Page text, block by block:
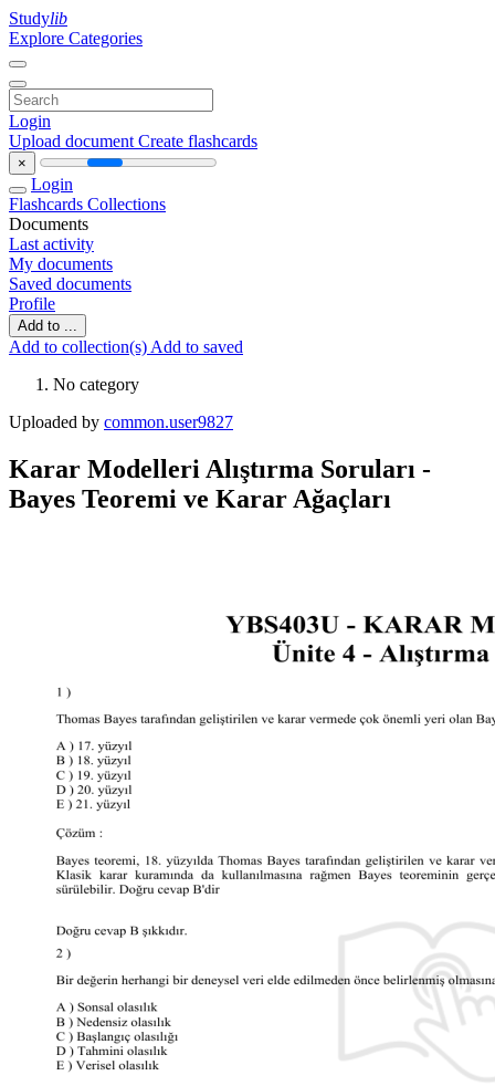
Studylib
Explore Categories
Login
Upload document Create flashcards
×
Login
Flashcards Collections
Documents
Last activity
My documents
Saved documents
Profile
Add to ...
Add to collection(s) Add to saved
No category
Uploaded by common.user9827
Karar Modelleri Alıştırma Soruları -
Bayes Teoremi ve Karar Ağaçları